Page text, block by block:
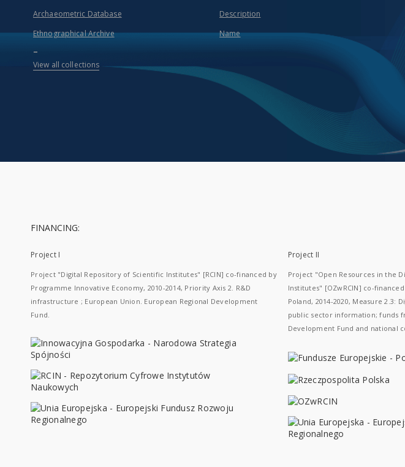
Archaeometric Database
Ethnographical Archive
...
View all collections
Description
Name
FINANCING:
Project I
Project "Digital Repository of Scientific Institutes" [RCIN] co-financed by
Programme Innovative Economy, 2010-2014, Priority Axis 2. R&D
infrastructure ; European Union. European Regional Development
Fund.
Project II
Project "Open Resources in the
Institutes" [OZwRCIN] co-
Poland, 2014-2020, Measure 2.3:
public sector information; funds
Development Fund and national